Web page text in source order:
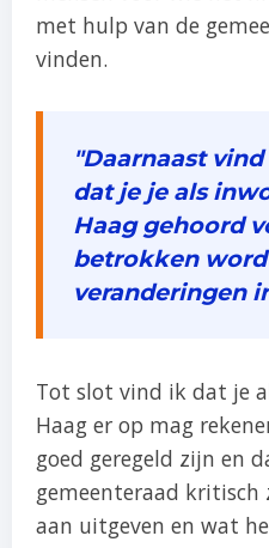
met hulp van de
vinden.
"Daarnaast
dat je je als
Haag gehoord
betrokken
veranderingen
Tot slot vind ik dat je
Haag er op mag
goed geregeld zijn en
gemeenteraad kritisch
aan uitgeven en wat